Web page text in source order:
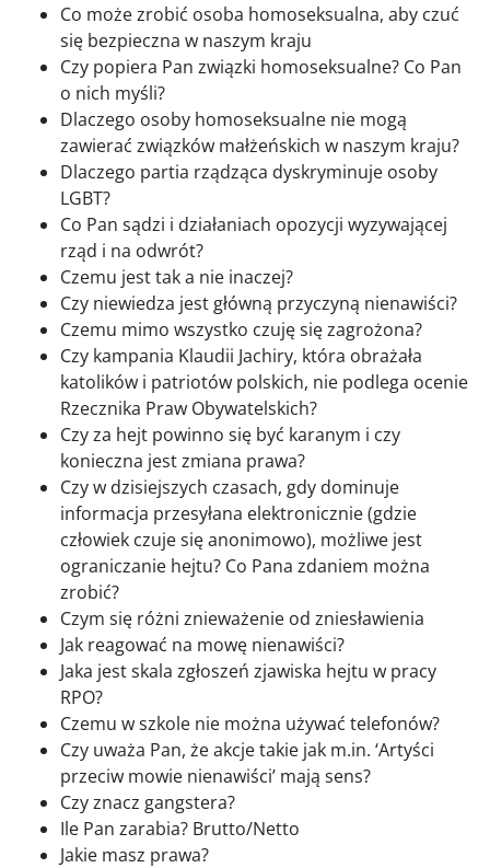
Co może zrobić osoba homoseksualna, aby czuć
się bezpieczna w naszym kraju
Czy popiera Pan związki homoseksualne? Co Pan
o nich myśli?
Dlaczego osoby homoseksualne nie mogą
zawierać związków małżeńskich w naszym kraju?
Dlaczego partia rządząca dyskryminuje osoby
LGBT?
Co Pan sądzi i działaniach opozycji wyzywającej
rząd i na odwrót?
Czemu jest tak a nie inaczej?
Czy niewiedza jest główną przyczyną nienawiści?
Czemu mimo wszystko czuję się zagrożona?
Czy kampania Klaudii Jachiry, która obrażała
katolików i patriotów polskich, nie podlega ocenie
Rzecznika Praw Obywatelskich?
Czy za hejt powinno się być karanym i czy
konieczna jest zmiana prawa?
Czy w dzisiejszych czasach, gdy dominuje
informacja przesyłana elektronicznie (gdzie
człowiek czuje się anonimowo), możliwe jest
ograniczanie hejtu? Co Pana zdaniem można
zrobić?
Czym się różni znieważenie od zniesławienia
Jak reagować na mowę nienawiści?
Jaka jest skala zgłoszeń zjawiska hejtu w pracy
RPO?
Czemu w szkole nie można używać telefonów?
Czy uważa Pan, że akcje takie jak m.in. ‘Artyści
przeciw mowie nienawiści’ mają sens?
Czy znacz gangstera?
Ile Pan zarabia? Brutto/Netto
Jakie masz prawa?